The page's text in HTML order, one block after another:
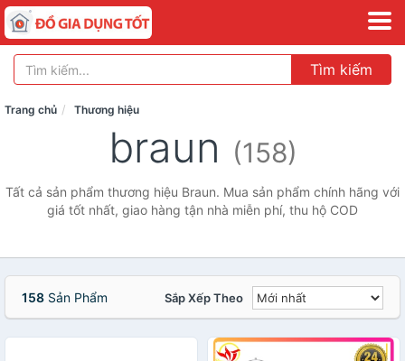
Tìm kiếm
Trang chủ Thương hiệu
braun (158)
Tất cả sản phẩm thương hiệu Braun. Mua sản phẩm chính hãng với
giá tốt nhất, giao hàng tận nhà miễn phí, thu hộ COD
158 Sản Phẩm Sắp Xếp Theo